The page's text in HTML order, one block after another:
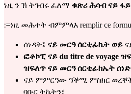
ነዚ ን ኽ ትገብሩ ፈለማ ቁጽሪ ሕሳብ ናይ
:=ነዚ መሕተት ብምምላእ remplir ce
ሰነዳት፤ ናይ መርዓ ሰርቲፊኬት ወይ
ፎቶኮፒ ናይ du titre de voyage
ዝፍለጥ ናይ መርዓ ሰርቲፊከኤት ሰነድ
ናይ ምምርዓው ዓቕሚ ምስክር
ባቡር ትኬትን፣